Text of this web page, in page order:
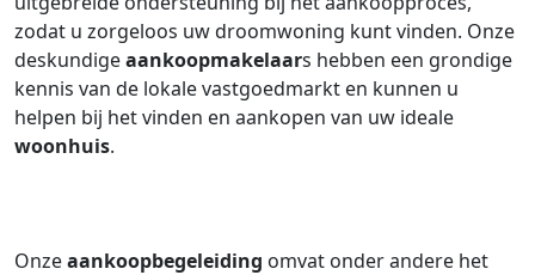
zodat u zorgeloos uw droomwoning kunt vinden. Onze
deskundigeaankoopmakelaars hebben een grondige
kennis van de lokale vastgoedmarkt en kunnen u
helpen bij het vinden en aankopen van uw ideale
woonhuis.
Onzeaankoopbegeleiding omvat onder andere het